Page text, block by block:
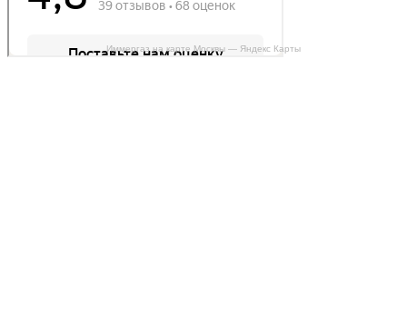
Иммергаз на карте Москвы — Яндекс Карты